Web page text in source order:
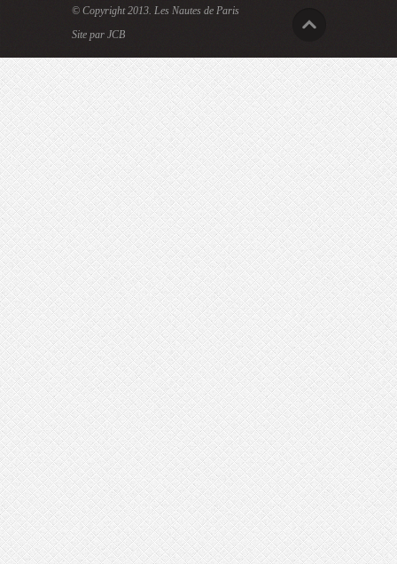
© Copyright 2013. Les Nautes de Paris
Site par JCB